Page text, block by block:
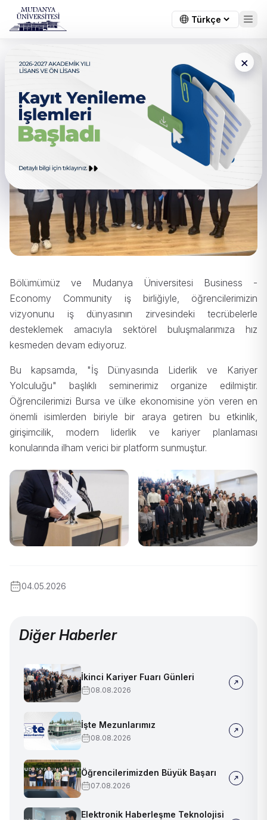
×
"İş Dünyasında Liderlik ve
Kariyer Yolculuğu" Semineri
Bölümümüz ve Mudanya Üniversitesi Business -
Economy Community iş birliğiyle, öğrencilerimizin
vizyonunu iş dünyasının zirvesindeki tecrübelerle
desteklemek amacıyla sektörel buluşmalarımıza hız
kesmeden devam ediyoruz.
Bu kapsamda, "İş Dünyasında Liderlik ve Kariyer
Yolculuğu" başlıklı seminerimiz organize edilmiştir.
Öğrencilerimizi Bursa ve ülke ekonomisine yön veren en
önemli isimlerden biriyle bir araya getiren bu etkinlik,
girişimcilik, modern liderlik ve kariyer planlaması
konularında ilham verici bir platform sunmuştur.
04.05.2026
Diğer Haberler
İkinci Kariyer Fuarı Günleri
08.08.2026
İşte Mezunlarımız
08.08.2026
Öğrencilerimizden Büyük Başarı
07.08.2026
Elektronik Haberleşme Teknolojisi